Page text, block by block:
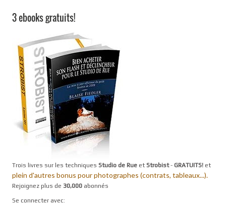
3 ebooks gratuits!
Trois livres sur les techniques Studio de Rue et Strobist- GRATUITS! et
plein d'autres bonus pour photographes (contrats, tableaux...).
Rejoignez plus de 30,000 abonnés
Se connecter avec: